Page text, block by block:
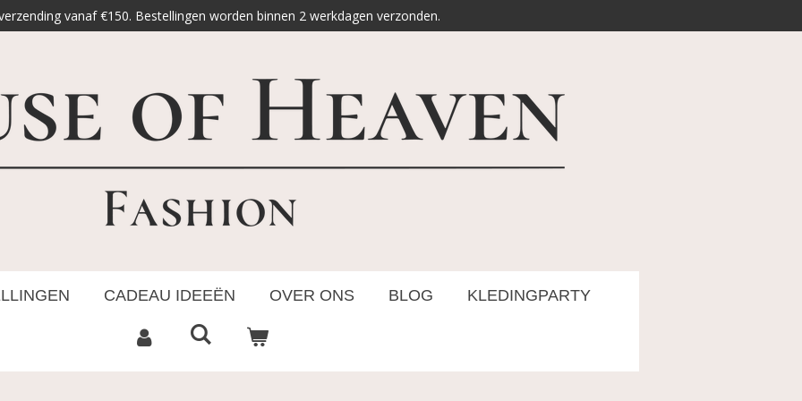
vanaf €150. Bestellingen worden binnen 2 werkdagen verzonden.
CADEAU IDEEËN OVER ONS BLOG KLEDINGPARTY